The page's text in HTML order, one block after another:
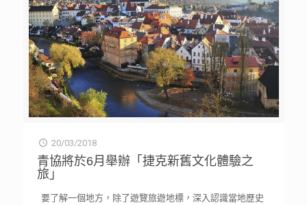
20/03/2018
青協將於6月舉辦「捷克新舊文化體驗之
旅」
要了解一個地方，除了遊覽旅遊地標，深入認識當地歷史